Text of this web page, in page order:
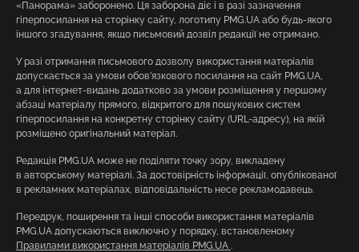
«Панорама» заборонено. Ця заборона діє і в разі зазначення
гіперпосилання на сторінку сайту, логотипу PMG.UA або будь-якого
іншого згадування, якщо письмовий дозвіл редакції не отримано.
У разі отримання письмового дозволу використання матеріалів
допускається за умови обов’язкового посилання на сайт PMG.UA,
а для інтернет-видань додатково за умови розміщення у першому
абзаці матеріалу прямого, відкритого для пошукових систем
гіперпосилання на конкретну сторінку сайту (URL-адресу), на якій
розміщено оригінальний матеріал.
Редакція PMG.UA може не поділяти точку зору, викладену
в авторському матеріалі. За достовірність інформації, опублікованої
в рекламних матеріалах, відповідальність несе рекламодавець.
Передрук, поширення та інші способи використання матеріалів
PMG.UA допускаються виключно у порядку, встановленому
Правилами використання матеріалів PMG.UA .